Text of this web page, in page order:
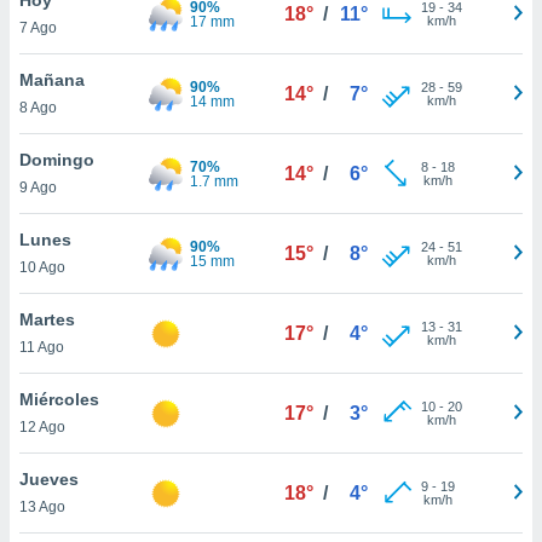
en
más
nuestra
de
cookies
aceptar
7 Ago
90%
17 mm
18° / 11° 19- 34
km/h
Mañana
8 Ago
90%
14 mm
14° / 7° 28- 59
km/h
Domingo
9 Ago
70%
1.7 mm
14° / 6° 8- 18
km/h
Lunes
10 Ago
90%
15 mm
15° / 8° 24- 51
km/h
Martes
11 Ago
17° / 4° 13- 31
km/h
Miércoles
12 Ago
17° / 3° 10- 20
km/h
Jueves
13 Ago
18° / 4° 9- 19
km/h